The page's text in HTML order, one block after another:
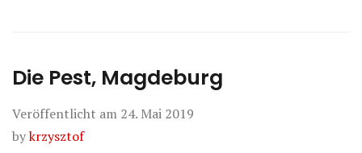
Die Pest, Magdeburg
Veröffentlicht am 24. Mai 2019
bykrzysztof